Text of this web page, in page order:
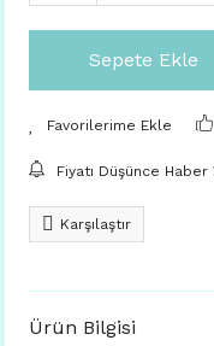
Sepete Ekle
Fiyatı Düşünce Haber
Karşılaştır
Ürün Bilgisi